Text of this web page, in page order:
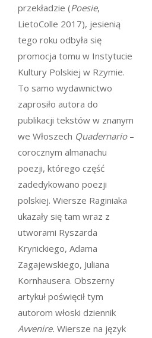
przekładzie (Poesie,
LietoColle 2017), jesienią
tego roku odbyła się
promocja tomu w Instytucie
Kultury Polskiej w Rzymie.
To samo wydawnictwo
zaprosiło autora do
publikacji tekstów w znanym
we Włoszech Quadernario–
corocznym almanachu
poezji, którego część
zadedykowano poezji
polskiej. Wiersze Raginiaka
ukazały się tam wraz z
utworami Ryszarda
Krynickiego, Adama
Zagajewskiego, Juliana
Kornhausera. Obszerny
artykuł poświęcił tym
autorom włoski dziennik
Avvenire. Wiersze na język